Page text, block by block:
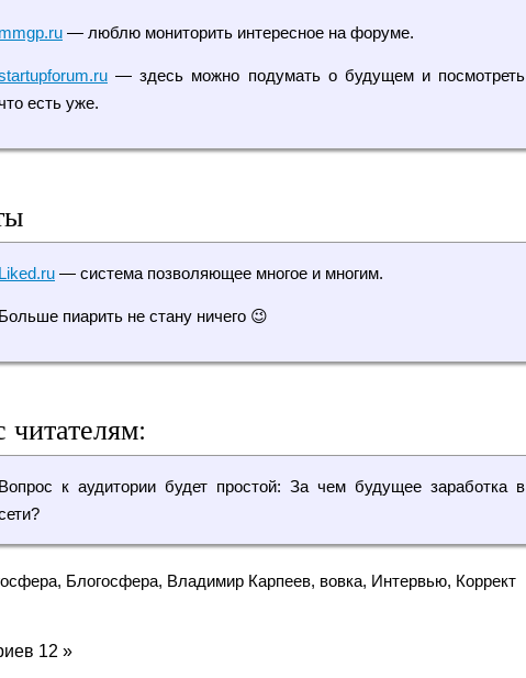
mmgp.ru — люблю мониторить интересное на форуме.
— здесь можно подумать о будущем и посмотреть
есть уже.
Liked.ru — система позволяющее многое и многим.
Больше пиарить не стану ничего 😉
Вопрос к аудитории будет простой: За чем будущее заработка в
, Блогосфера, Владимир Карпеев, вовка, Интервью, Коррект
12 »